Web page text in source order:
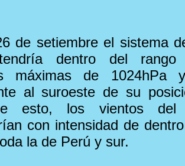
de setiembre el sistema
dentro del rango
máximas de 1024hPa
al suroeste de su
esto, los vientos del
con intensidad de
la de Perú y sur.